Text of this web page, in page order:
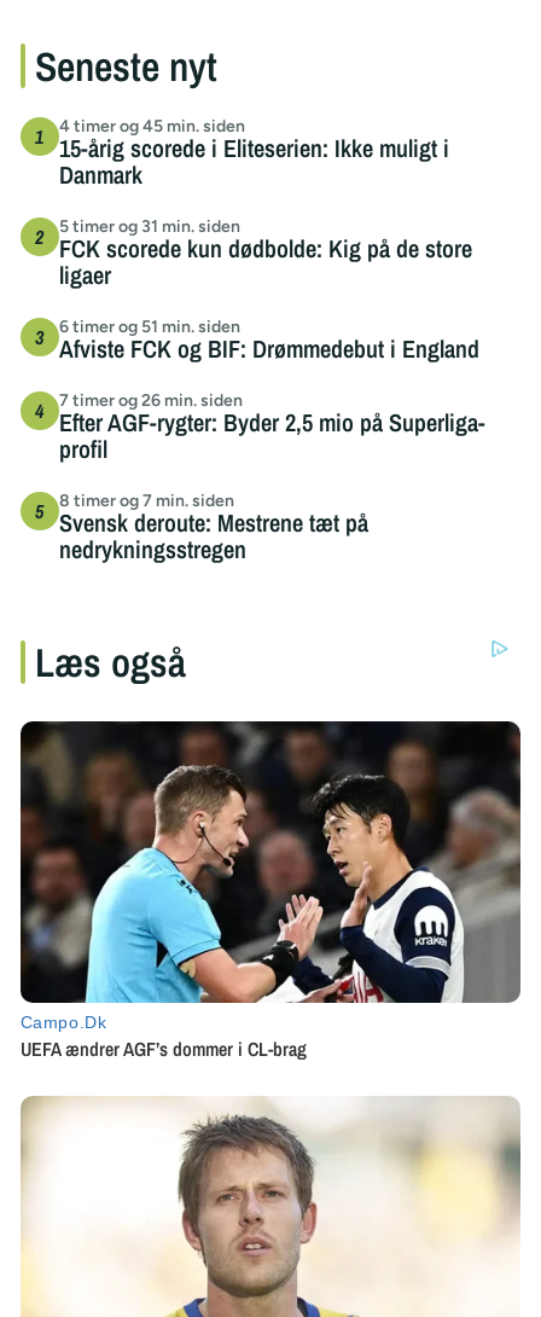
Seneste nyt
4 timer og 45 min. siden
15-årig scorede i Eliteserien: Ikke muligt i
Danmark
5 timer og 31 min. siden
FCK scorede kun dødbolde: Kig på de store
ligaer
6 timer og 51 min. siden
Afviste FCK og BIF: Drømmedebut i England
7 timer og 26 min. siden
Efter AGF-rygter: Byder 2,5 mio på Superliga-
profil
8 timer og 7 min. siden
Svensk deroute: Mestrene tæt på
nedrykningsstregen